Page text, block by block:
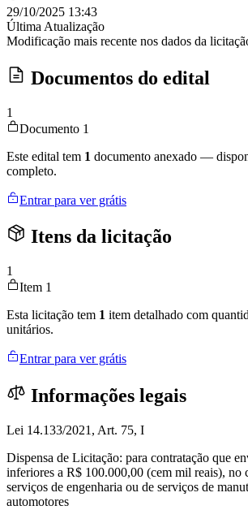
29/10/2025 13:43
Última Atualização
Modificação mais recente nos dados da
Documentos do edital
1
Documento 1
Este edital tem 1 documento anexado —
completo.
Entrar para ver grátis
Itens da licitação
1
Item 1
Esta licitação tem 1 item detalhado com
unitários.
Entrar para ver grátis
Informações legais
Lei 14.133/2021, Art. 75, I
Dispensa de Licitação: para contratação que
inferiores a R$ 100.000,00 (cem mil reais), no
serviços de engenharia ou de serviços de
automotores